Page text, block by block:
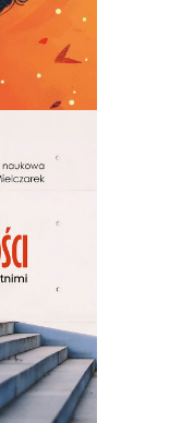
pedagogicznej